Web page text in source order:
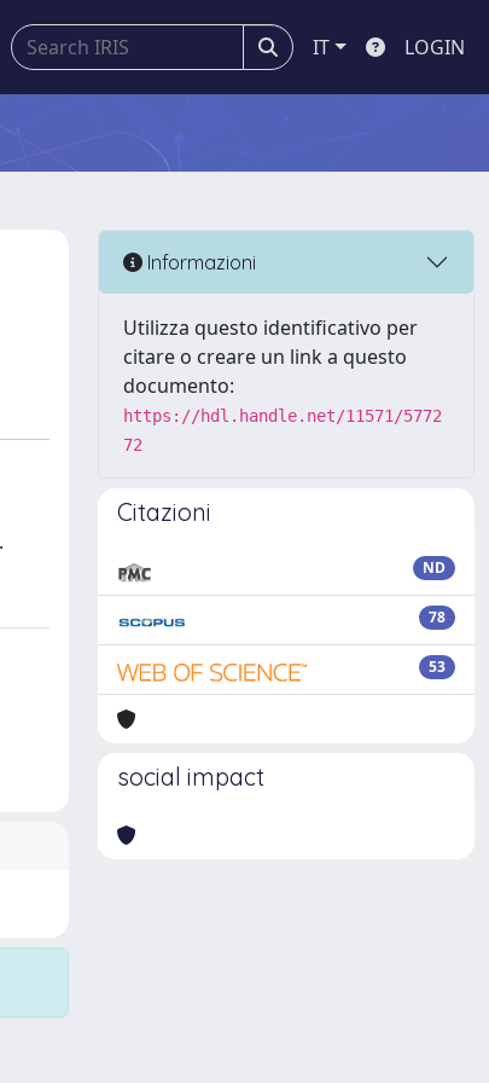
IT LOGIN
Informazioni
Utilizza questo identificativo per
citare o creare un link a questo
documento:
https://hdl.handle.net/11571/5772
72
Citazioni
ND
78
53
social impact